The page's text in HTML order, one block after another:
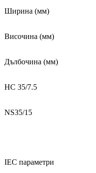
Ширина (мм)
Височина (мм)
Дълбочина (мм)
НС 35/7.5
NS35/15
IEC параметри